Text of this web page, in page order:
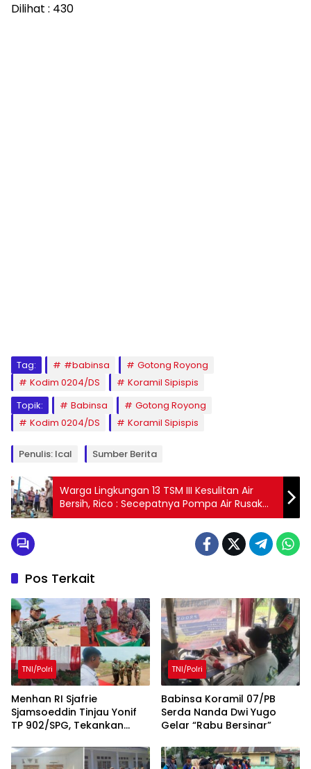
Dilihat : 430
Tag: #babinsa
Gotong Royong
Kodim 0204/DS
Koramil Sipispis
Topik:
Babinsa
Gotong Royong
Kodim 0204/DS
Koramil Sipispis
Penulis: Ical Sumber Berita
Warga Lingkungan 13 TSM III Kesulitan Air
Bersih, Rico : Secepatnya Pompa Air Rusak
Diperbaiki
Pos Terkait
TNI/Polri
Menhan RI Sjafrie
Sjamsoeddin Tinjau Yonif
TP 902/SPG, Tekankan
Pangkalan dan
Pengabdian Prajurit
TNI/Polri
Babinsa Koramil 07/PB
Serda Nanda Dwi Yugo
Gelar “Rabu Bersinar”